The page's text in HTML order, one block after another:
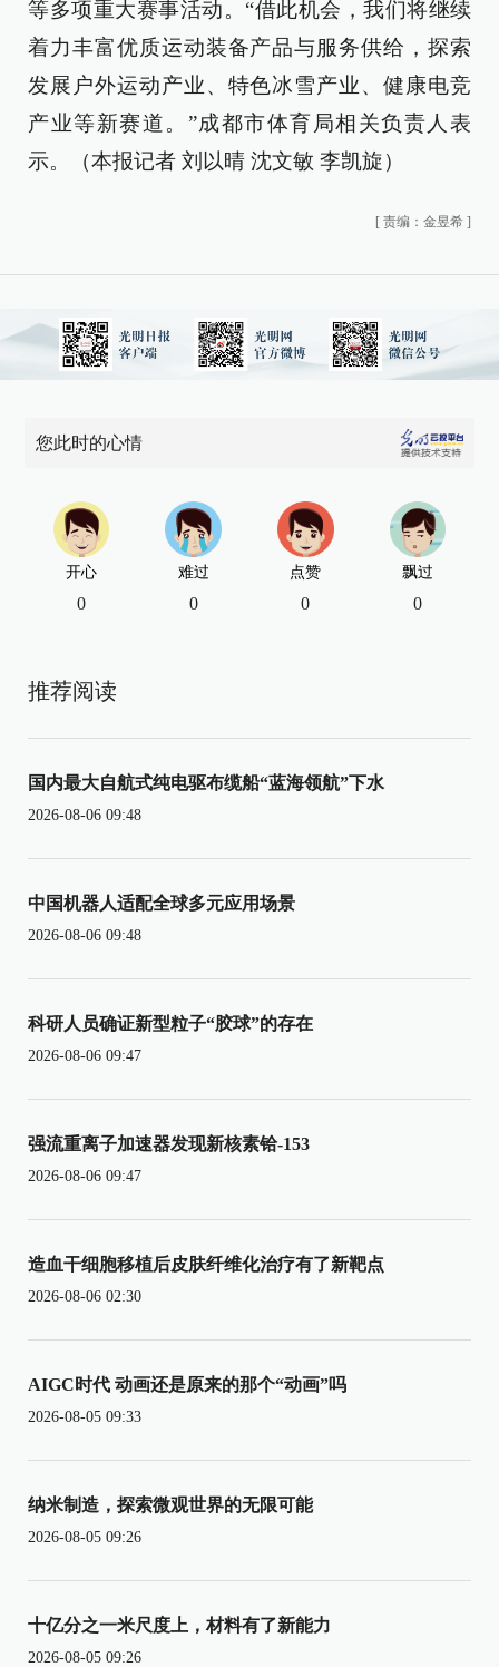
等多项重大赛事活动。“借此机会，我们将继续
着力丰富优质运动装备产品与服务供给，探索
发展户外运动产业、特色冰雪产业、健康电竞
产业等新赛道。”成都市体育局相关负责人表
示。（本报记者 刘以晴 沈文敏 李凯旋）
[ 责编：金昱希 ]
您此时的心情
开心
0
难过
0
点赞
0
飘过
0
推荐阅读
国内最大自航式纯电驱布缆船“蓝海领航”下水
2026-08-06 09:48
中国机器人适配全球多元应用场景
2026-08-06 09:48
科研人员确证新型粒子“胶球”的存在
2026-08-06 09:47
强流重离子加速器发现新核素铪-153
2026-08-06 09:47
造血干细胞移植后皮肤纤维化治疗有了新靶点
2026-08-06 02:30
AIGC时代 动画还是原来的那个“动画”吗
2026-08-05 09:33
纳米制造，探索微观世界的无限可能
2026-08-05 09:26
十亿分之一米尺度上，材料有了新能力
2026-08-05 09:26